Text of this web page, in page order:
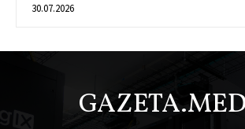
30.07.2026